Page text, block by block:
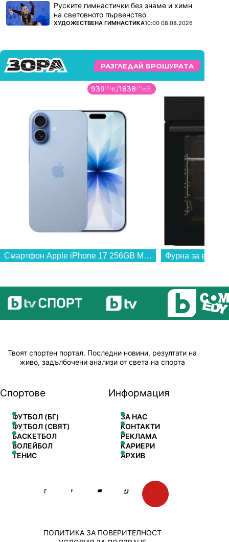
Руските гимнастички без знаме и химн
на световното първенство
ПОВЕЧЕ ОТ
ХУДОЖЕСТВЕНА ГИМНАСТИКА10:00 08.08.2026
РАЗГЛЕДАЙ БРОШУРАТА
93990€/183829лв.
Смартфон Apple iPhone 17 256GB Mist Blue mg6l4 , 256 GB, 8 GB...
Твоят спортен портал. Последни новини, резултати на
живо, задълбочени анализи от света на спорта
Спортове
ФУТБОЛ (БГ)
ФУТБОЛ (СВЯТ)
БАСКЕТБОЛ
ВОЛЕЙБОЛ
ТЕНИС
Информация
ЗА НАС
КОНТАКТИ
РЕКЛАМА
КАРИЕРИ
АРХИВ
ПОЛИТИКА ЗА ПОВЕРИТЕЛНОСТ